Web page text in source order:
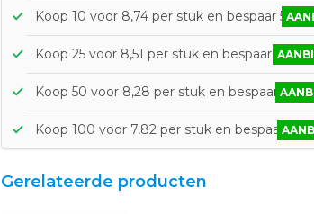
Koop 10 voor 8,74 per stuk en bespaar 5%
Koop 25 voor 8,51 per stuk en bespaar 7,5%
Koop 50 voor 8,28 per stuk en bespaar 10%
Koop 100 voor 7,82 per stuk en bespaar 15%
Gerelateerde producten